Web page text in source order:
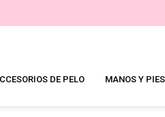
DE PELO MANOS Y PIES